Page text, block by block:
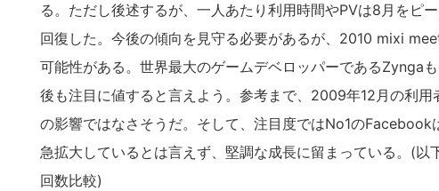
る。ただし後述するが、一人あたり利用時間やPVは8月をピ
回復した。今後の傾向を見守る必要があるが、2010 mixi
可能性がある。世界最大のゲームデベロッパーであるZynga
後も注目に値すると言えよう。参考まで、2009年12月の利
の影響ではなさそうだ。そして、注目度ではNo1の
急拡大しているとは言えず、堅調な成長に留まっている。(
回数比較)
こ
イ